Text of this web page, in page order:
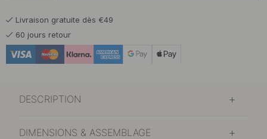
Livraison gratuite dès €49
60 jours retour
DESCRIPTION
DIMENSIONS & ASSEMBLAGE